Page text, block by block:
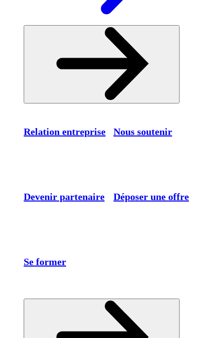
Relation entreprise Nous soutenir
Devenir partenaire Déposer une offre
Se former